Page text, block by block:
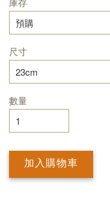
尺寸
數量
加入購物車